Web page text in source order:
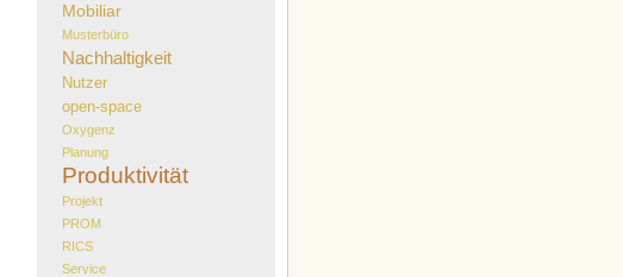
Mobiliar
Musterbüro
Nachhaltigkeit
Nutzer
open-space
Oxygenz
Planung
Produktivität
Projekt
PROM
RICS
Service